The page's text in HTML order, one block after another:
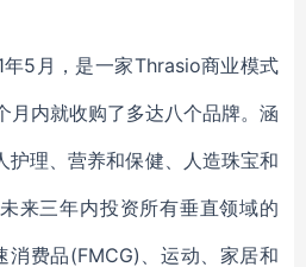
5月，是一家Thrasio商业模式
月内就收购了多达八个品牌。涵
护理、营养和保健、人造珠宝和
来三年内投资所有垂直领域的
消费品(FMCG)、运动、家居和